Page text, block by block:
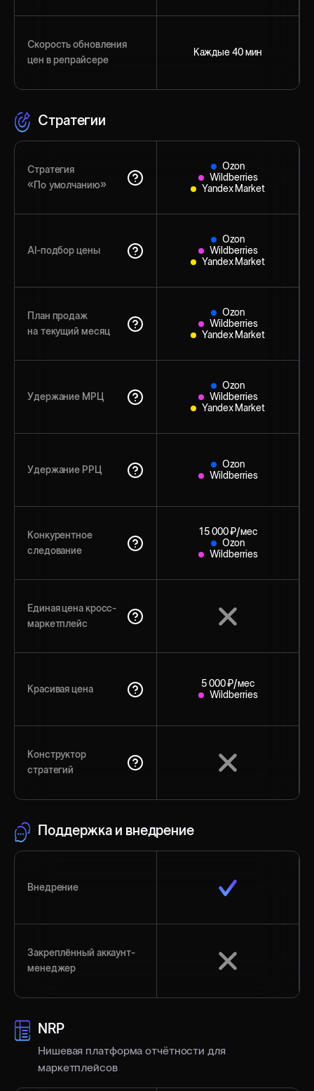
Скорость обновления
цен в репрайсере
Каждые 40 мин
Стратегии
Стратегия
«По умолчанию»
Ozon
Wildberries
Yandex Market
AI-подбор цены
Ozon
Wildberries
Yandex Market
План продаж
на текущий месяц
Ozon
Wildberries
Yandex Market
Удержание МРЦ
Ozon
Wildberries
Yandex Market
Удержание РРЦ
Ozon
Wildberries
Конкурентное
следование
15 000 ₽/мес
Ozon
Wildberries
Единая цена кросс-
маркетплейс
Красивая цена
5 000 ₽/мес
Wildberries
Конструктор
стратегий
Поддержка и внедрение
Внедрение
Закреплённый аккаунт-
менеджер
NRP
Нишевая платформа отчётности для
маркетплейсов